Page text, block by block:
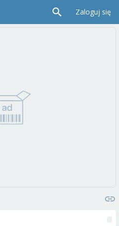
Zaloguj się